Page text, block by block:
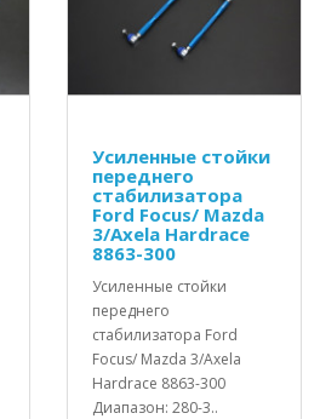
Усиленные стойки
переднего
стабилизатора
Ford Focus/ Mazda
3/Axela Hardrace
8863-300
Усиленные стойки
переднего
стабилизатора Ford
Focus/ Mazda 3/Axela
Hardrace 8863-300
Диапазон: 280-3..